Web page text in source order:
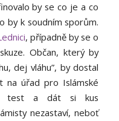
by se co je a co
by k soudním sporům.
, případně by se o
Občan, který by
dej vláhu”, by dostal
na úřad pro Islámské
test a dát si kus
nezastaví, neboť